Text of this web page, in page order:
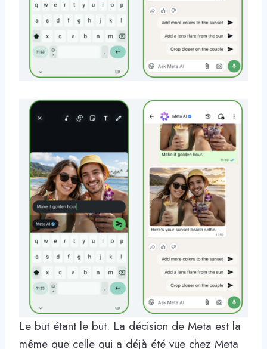
Le but étant le but. La décision de Meta est la
même que celle qui a déjà été vue chez Meta